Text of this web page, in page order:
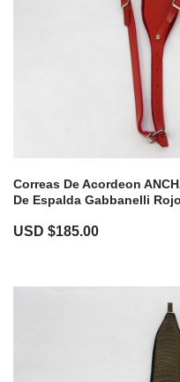
Correas De Acordeon
De Espalda Gabbanelli
USD $185.00